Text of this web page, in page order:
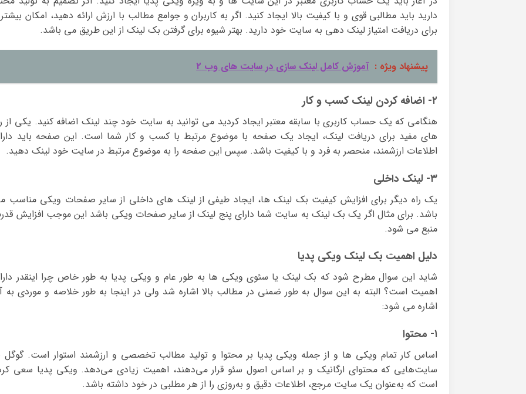
دارید باید مطالبی قوی و با کیفیت بالا ایجاد کنید. اگر به کاربران و جوامع مطالب با ارزش ارائه دهید، امکان
برای دریافت امتیاز لینک دهی به سایت خود دارید. بهتر شیوه برای گرفتن بک لینک از این طریق می باشد.
پیشنهاد ویژه : آموزش کامل لینک سازی در سایت های وب 2
۲- اضافه کردن لینک کسب و کار
هنگامی که یک حساب کاربری با سابقه معتبر ایجاد کردید می توانید به سایت خود چند لینک اضافه کنید. یکی از
های مفید برای دریافت لینک، ایجاد یک صفحه با موضوع مرتبط با کسب و کار شما است. این صفحه باید
اطلاعات ارزشمند، منحصر به فرد و با کیفیت باشد. سپس این صفحه را به موضوع مرتبط در سایت خود لینک دهید.
۳- لینک داخلی
یک راه دیگر برای افزایش کیفیت بک لینک ها، ایجاد طیفی از لینک های داخلی از سایر صفحات ویکی مناسب
باشد. برای مثال اگر یک بک لینک به سایت شما دارای پنج لینک از سایر صفحات ویکی باشد این موجب افزایش
منبع می شود.
دلیل اهمیت بک لینک ویکی پدیا
شاید این سوال مطرح شود که بک لینک یا سئوی ویکی ها به طور عام و ویکی پدیا به طور خاص چرا اینقدر
اهمیت است؟ البته به این سوال به طور ضمنی در مطالب بالا اشاره شد ولی در اینجا به طور خلاصه و موردی به
اشاره می شود:
۱- محتوا
اساس کار تمام ویکی ها و از جمله ویکی پدیا بر محتوا و تولید مطالب تخصصی و ارزشمند استوار است. گوگل
سایت‌هایی که محتوای ارگانیک و بر اساس اصول سئو قرار می‌دهند، اهمیت زیادی می‌دهد. ویکی پدیا سعی
است که به‌عنوان یک سایت مرجع، اطلاعات دقیق و به‌روزی را از هر مطلبی در خود داشته باشد.